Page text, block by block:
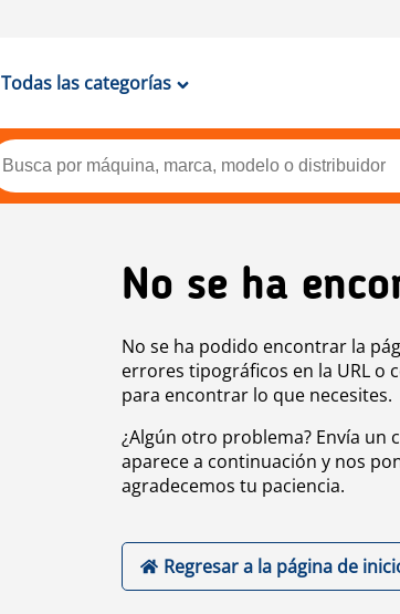
Todas las categorías
No se ha
No se ha podido encontrar la
errores tipográficos en la URL o
para encontrar lo que necesites.
¿Algún otro problema? Envía
aparece a continuación y nos
agradecemos tu paciencia.
Regresar a la página de